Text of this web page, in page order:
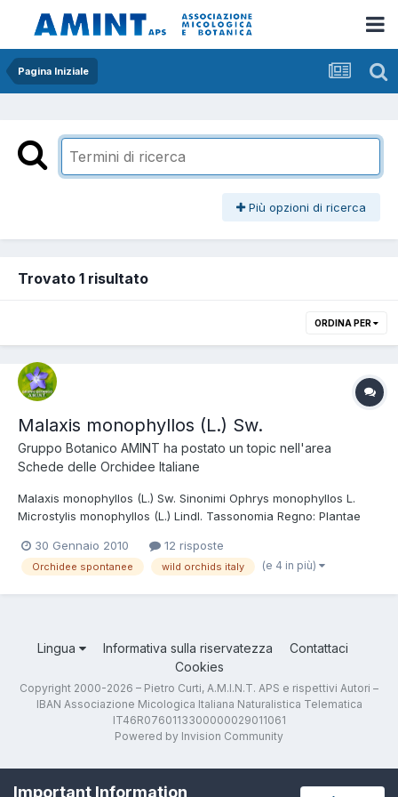
Pagina Iniziale
Più opzioni di ricerca
Trovato 1 risultato
ORDINA PER
Malaxis monophyllos (L.) Sw.
Gruppo Botanico AMINT ha postato un topic nell'area
Schede delle Orchidee Italiane
Malaxis monophyllos (L.) Sw. Sinonimi Ophrys monophyllos L.
Microstylis monophyllos (L.) Lindl. Tassonomia Regno: Plantae
Famiglia: Orchidaceae Nome italiano Microstile Etimologia Il
nome del genere dal greco malaxos = tenero, in rif...
30 Gennaio 2010 12 risposte
Orchidee spontanee wild orchids italy (e 4 in più)
Lingua Informativa sulla riservatezza
Contattaci
Cookies
Copyright 2000-2026 – Pietro Curti, A.M.I.N.T. APS e rispettivi Autori –
IBAN Associazione Micologica Italiana Naturalistica Telematica
IT46R0760113300000029011061
Powered by Invision Community
Important Information